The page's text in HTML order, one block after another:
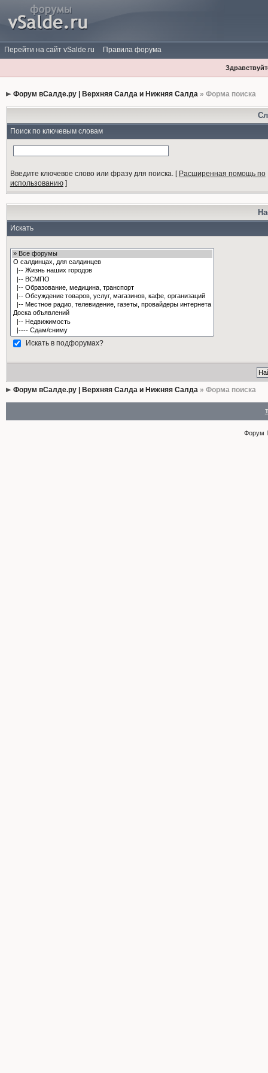
Перейти на сайт vSalde.ru Правила форума
Форум вСалде.ру | Верхняя Салда и Нижняя Салда» Форма поиска
Поиск по ключевым словам
Введите ключевое слово или фразу для поиска.[ Расширенная помощь по
использованию]
Искать
Искать в подфорумах?
Форум вСалде.ру | Верхняя Салда и Нижняя Салда» Форма поиска
Форум